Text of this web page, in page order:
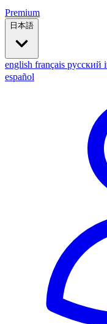
Premium
日本語
english français русский
español